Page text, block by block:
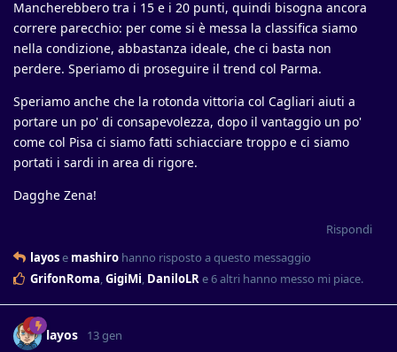
Mancherebbero tra i 15 e i 20 punti, quindi bisogna ancora
correre parecchio: per come si è messa la classifica siamo
nella condizione, abbastanza ideale, che ci basta non
perdere. Speriamo di proseguire il trend col Parma.
Speriamo anche che la rotonda vittoria col Cagliari aiuti a
portare un po' di consapevolezza, dopo il vantaggio un po'
come col Pisa ci siamo fatti schiacciare troppo e ci siamo
portati i sardi in area di rigore.
Dagghe Zena!
Rispondi
layose mashiro hanno risposto a questo messaggio
GrifonRoma,GigiMi, DaniloLRe6altri hanno messo mi piace.
layos 13 gen